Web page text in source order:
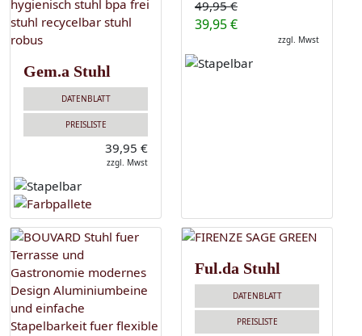
Gem.a Stuhl
DATENBLATT
PREISLISTE
39,95 €
zzgl. Mwst
49,95 €
39,95 €
zzgl. Mwst
Ful.da Stuhl
DATENBLATT
PREISLISTE